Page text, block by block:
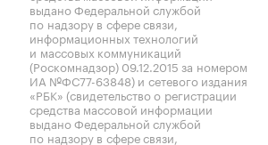
выдано Федеральной службой
по надзору в сфере связи,
информационных технологий
и массовых коммуникаций
(Роскомнадзор) 09.12.2015 за номером
ИА №ФС77-63848) и сетевого издания
«РБК» (свидетельство о регистрации
средства массовой информации
выдано Федеральной службой
по надзору в сфере связи,